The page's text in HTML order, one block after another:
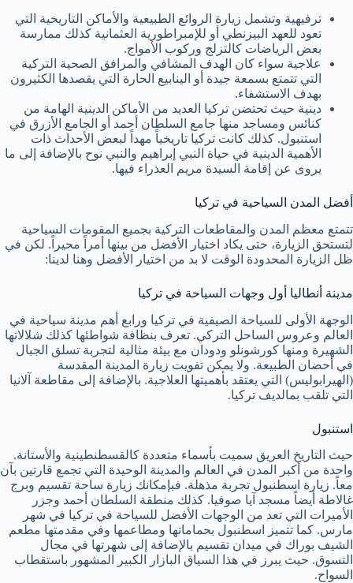
ترفيهية وتشمل زيارة الروائع الطبيعية والأماكن التاريخية التي
تعود للعهد البيزنطي أو للإمبراطورية العثمانية كذلك ممارسة
بعض الرياضات كالتزلج وركوب الأمواج.
علاجية سواء كان الهدف المشافي والمرافق الصحية التركية
التي تتمتع بسمعة جيدة أو الينابيع الحارة التي يقصدها الكثيرون
بهدف الاستشفاء.
دينية حيث تحتضن تركيا العديد من الأماكن الدينية الهامة من
كنائس ومساجد منها جامع السلطان أحمد أو الجامع الأزرق في
استنبول. كذلك كانت تركيا تاريخياً مهداً لبعض الأحداث ذات
الأهمية الدينية في حياة النبي إبراهيم والنبي نوح بالإضافة إلى ما
يروى عن إقامة السيدة مريم العذراء فيها.
أفضل المدن السياحية في تركيا
تتمتع معظم المدن والمقاطعات التركية بجميع المقومات السياحية
لتستحق الزيارة، حتى يكاد اختيار الأفضل من بينها أمراً محيراً. لكن في
ظل الزيارة المحدودة الوقت لا بد من اختيار الأفضل وهنا لدينا:
مدينة أنطاليا أول وجهات السياحة في تركيا
الوجهة الأولى للسياحة الصيفية في تركيا ورابع أهم مدينة سياحية في
العالم وعروس الساحل التركي. تعرف بنظافة شواطئها كذلك شلالاتها
الشهيرة ومنها كورشونلو ودودان مع بيئة مثالية لتجربة تسلق الجبال
في أحضان الطبيعة. ولا يمكن تفويت زيارة المدينة المقدسة
(الهيرابوليس) التي يعتقد بأهميتها العلاجية. بالإضافة إلى مقاطعة آلانيا
التي تلقب بمالديف تركيا.
استنبول
حيث التاريخ العريق سميت بأسماء متعددة كالقسطنطينية والأستانة.
واحدة من أكبر المدن في العالم والمدينة الوحيدة التي تجمع قارتين بآن
معاً. زيارة اسطنبول تجربة مذهلة. فبإمكانك زيارة ساحة تقسيم وبرج
غالاطة أيضاً مسجد آيا صوفيا. كذلك منطقة السلطان أحمد وجزر
الأميرات التي تعد من الوجهات الأفضل للسياحة في تركيا في شهر
مارس. كما تتميز اسطنبول بحماماتها ومطاعمها وفي مقدمتها مطعم
الشيف بوراك في ميدان تقسيم بالإضافة إلى شهرتها في مجال
التسوق. حيث يبرز في هذا السياق البازار الكبير المشهور باستقطاب
السواح.